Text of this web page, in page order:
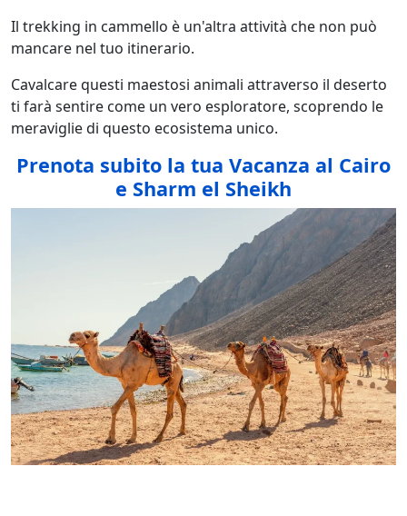
Il trekking in cammello è un'altra attività che non può
mancare nel tuo itinerario.
Cavalcare questi maestosi animali attraverso il deserto
ti farà sentire come un vero esploratore, scoprendo le
meraviglie di questo ecosistema unico.
Prenota subito la tua Vacanza al Cairo
e Sharm el Sheikh